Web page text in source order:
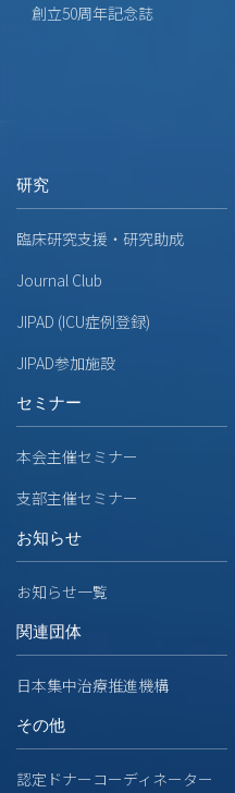
創立50周年記念誌
研究
臨床研究支援・研究助成
Journal Club
JIPAD (ICU症例登録)
JIPAD参加施設
セミナー
本会主催セミナー
支部主催セミナー
お知らせ
お知らせ一覧
関連団体
日本集中治療推進機構
その他
認定ドナーコーディネーター